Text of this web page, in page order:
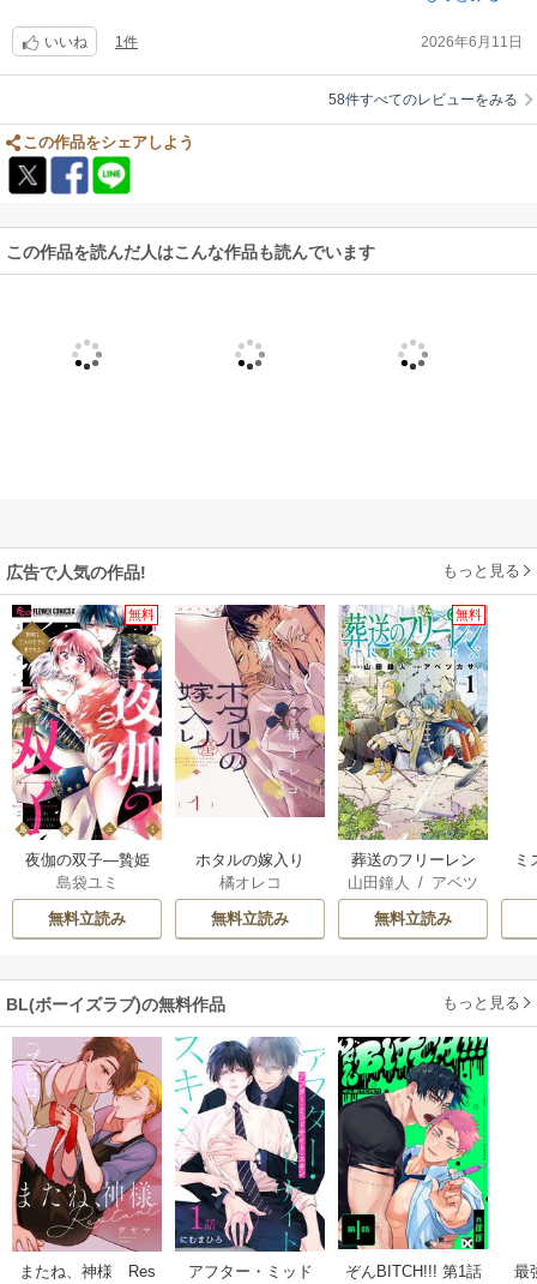
養父の友人や義兄の友人などたくさんの登場人物が出てくるのですが、言
し、地の文からも登場人物たちの個性が感じられない。
1巻ではまだBLとして楽しめるものでもありませんでした。
以前からお気に入りに登録しており、2巻まで無料になっていたので楽し
いいね 1件 2026年6月11日
58件すべてのレビューをみる
この作品をシェアしよう
この作品を読んだ人はこんな作品も読んでいます
広告で人気の作品! もっと見る
無料
夜伽の双子―贄姫
は二人の王子に愛
される―
島袋ユミ
無料立読み
ホタルの嫁入り
橘オレコ
無料立読み
無料
葬送のフリーレン
山田鐘人 / アベツ
カサ
無料立読み
ミ
BL(ボーイズラブ)の無料作品 もっと見る
またね、神様 Res
アフター・ミッド
ぞんBITCH!!! 第1話
最